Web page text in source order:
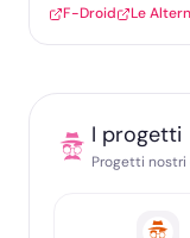
F-Droid Le
I progetti
Progetti